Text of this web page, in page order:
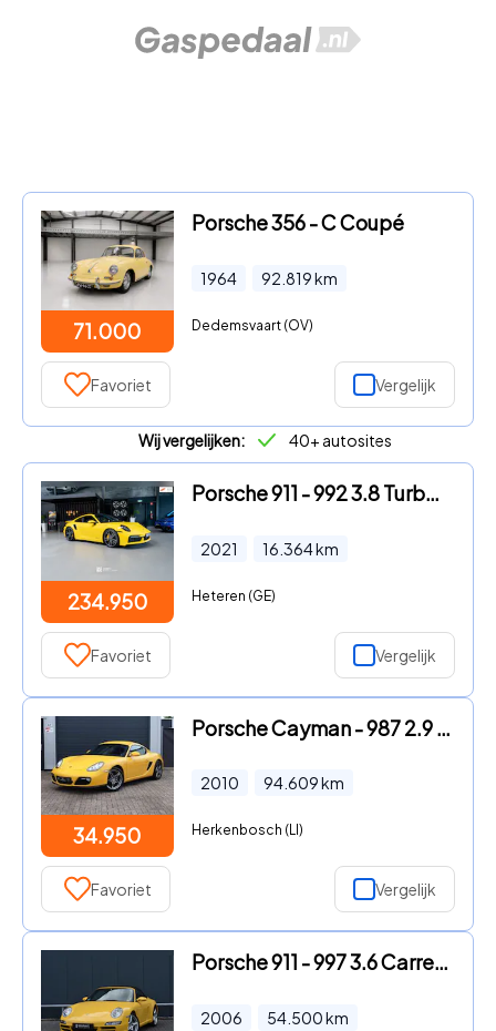
71.000
Porsche 356 - C Coupé
1964 92.819km
Dedemsvaart (OV)
Favoriet Vergelijk
Wij vergelijken: 40+ autosites
234.950
Porsche 911 - 992 3.8 Turbo S Approved tot 20-11-2028
2021 16.364km
Heteren (GE)
Favoriet Vergelijk
34.950
Porsche Cayman - 987 2.9 PDK - Speedgelb! - Sportchrono
2010 94.609km
Herkenbosch (LI)
Favoriet Vergelijk
Porsche 911 - 997 3.6 Carrera Speedgelb
2006 54.500km